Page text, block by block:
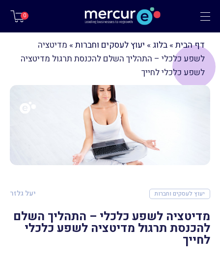
תפריט 0
דף הבית » בלוג » יעוץ לעסקים וחברות » מדיטציה
לשפע כלכלי – התהליך השלם להכנסת תרגול מדיטציה
לשפע כלכלי לחייך
יעוץ לעסקים וחברות יעל גלזר
מדיטציה לשפע כלכלי – התהליך השלם
להכנסת תרגול מדיטציה לשפע כלכלי
לחייך